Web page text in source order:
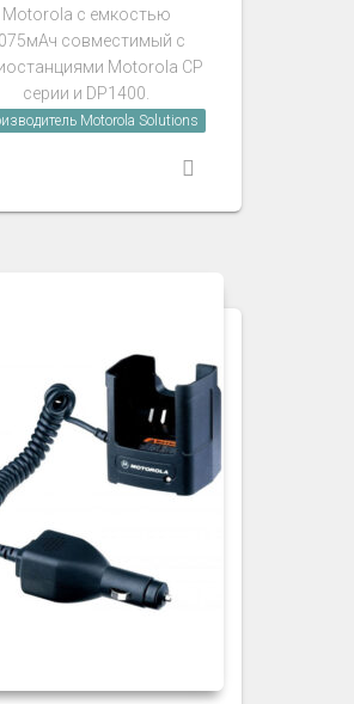
Motorola с емкостью
совместимый с
Motorola CP
серии и DP1400.
Motorola Solutions